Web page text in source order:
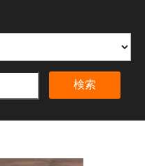
検索